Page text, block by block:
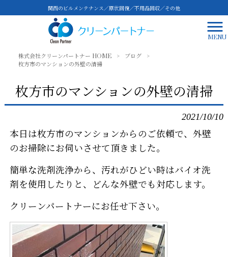
関西のビルメンテナンス／原状回復／不用品回収／その他
MENU
株式会社クリーンパートナー HOME > ブログ
>
枚方市のマンションの外壁の清掃
枚方市のマンションの外壁の清掃
2021/10/10
本日は枚方市のマンションからのご依頼で、外壁
のお掃除にお伺いさせて頂きました。
簡単な洗剤洗浄から、汚れがひどい時はバイオ洗
剤を使用したりと、どんな外壁でも対応します。
クリーンパートナーにお任せ下さい。